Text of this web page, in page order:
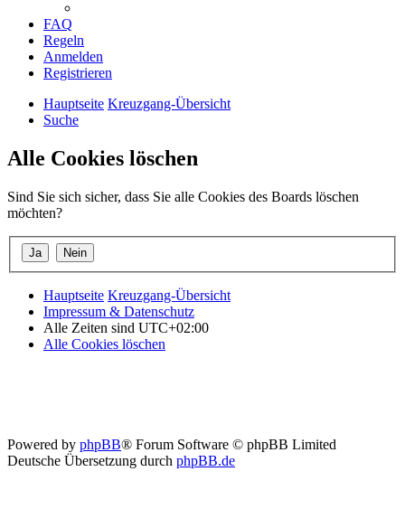
FAQ
Regeln
Anmelden
Registrieren
Hauptseite Kreuzgang-Übersicht
Suche
Alle Cookies löschen
Sind Sie sich sicher, dass Sie alle Cookies des Boards löschen
möchten?
Hauptseite Kreuzgang-Übersicht
Impressum & Datenschutz
Alle Zeiten sind UTC+02:00
Alle Cookies löschen
Powered by phpBB® Forum Software © phpBB Limited
Deutsche Übersetzung durch phpBB.de